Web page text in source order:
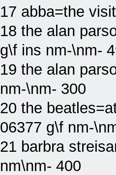
17 abba=the
18 the alan
g\f ins nm-\nm-
19 the alan
nm-\nm- 300
20 the
06377 g\f nm-
21 barbra
nm\nm- 400